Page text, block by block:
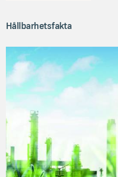
Hållbarhetsfakta